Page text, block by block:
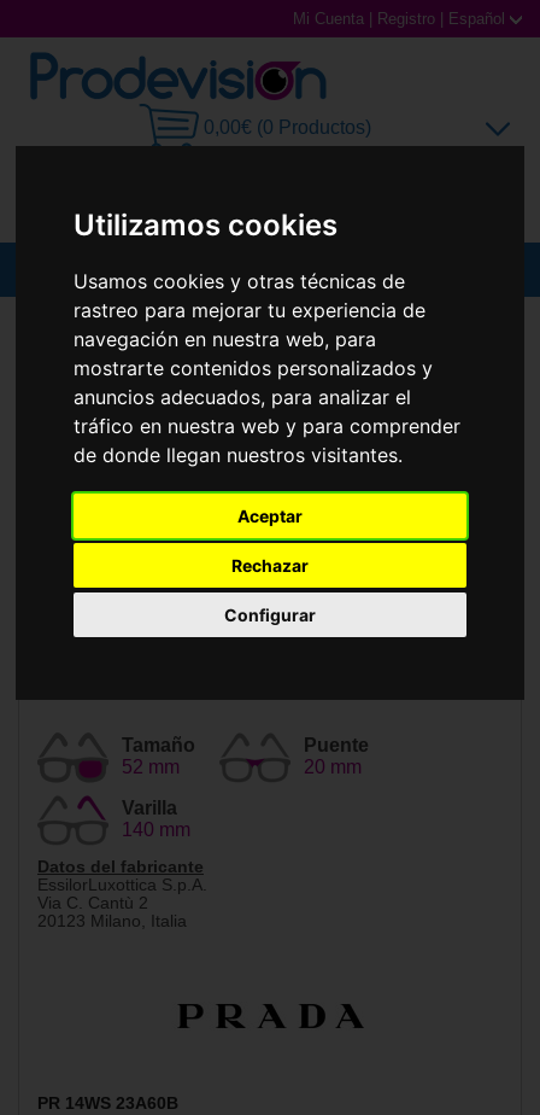
Utilizamos cookies
Usamos cookies y otras técnicas de
rastreo para mejorar tu experiencia de
navegación en nuestra web, para
mostrarte contenidos personalizados y
anuncios adecuados, para analizar el
tráfico en nuestra web y para comprender
de donde llegan nuestros visitantes.
Aceptar
Rechazar
Configurar
Mi Cuenta Registro Español
0,00€ (0 Productos)
Gafas de Sol
Gafas Graduadas
Gafas Deportivas
Lentillas
Accesorios
Nuevo
Tamaño
52 mm
Puente
20 mm
Varilla
140 mm
Datos del fabricante
EssilorLuxottica S.p.A.
Via C. Cantù 2
20123 Milano, Italia
PR 14WS 23A60B